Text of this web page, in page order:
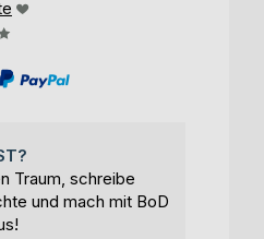
Traum, schreibe
und mach mit BoD